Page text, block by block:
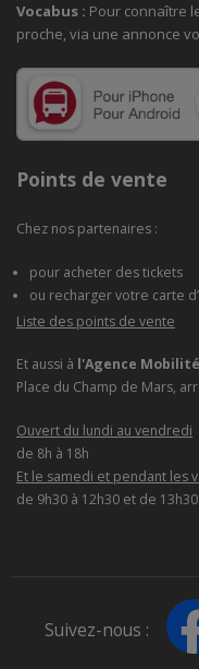
Vocabus : Pour connaître
proche, via une annonce
Points de vente
Chez nos partenaires :
pour acheter des tickets
ou recharger votre carte
Liste des points de vente
Et aussi à l'Agence
Place du Champ de Mars,
Ouvert du lundi au vendredi
de 8h à 18h
Et le samedi et pendant les
de 9h30 à 12h30 et de
Suivez-nous :